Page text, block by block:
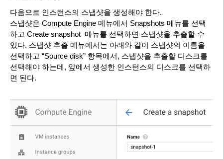
다음으로 인스턴스의 스냅샷을 생성해야 한다.
스냅샷은 Compute Engine 메뉴에서 Snapshots 메뉴를 선택
하고 Create snapshot  메뉴를 선택하면 스냅샷을 추출할 수
있다. 스냅샷 추출 메뉴에서는 아래와 같이 스냅샷의 이름을
선택하고 “Source disk” 항목에서, 스냅샷을 추출할 디스크를
선택해야 하는데, 앞에서 생성한 인스턴스의 디스크를 선택하
면 된다.